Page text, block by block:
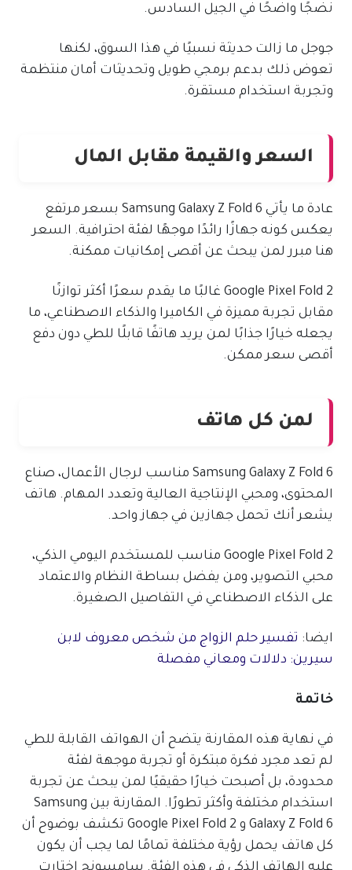
نضجًا واضحًا في الجيل السادس.
جوجل ما زالت حديثة نسبيًا في هذا السوق، لكنها
تعوض ذلك بدعم برمجي طويل وتحديثات أمان منتظمة
وتجربة استخدام مستقرة.
السعر والقيمة مقابل المال
عادة ما يأتي Samsung Galaxy Z Fold 6 بسعر مرتفع
يعكس كونه جهازًا رائدًا موجهًا لفئة احترافية. السعر
هنا مبرر لمن يبحث عن أقصى إمكانيات ممكنة.
Google Pixel Fold 2 غالبًا ما يقدم سعرًا أكثر توازنًا
مقابل تجربة مميزة في الكاميرا والذكاء الاصطناعي، ما
يجعله خيارًا جذابًا لمن يريد هاتفًا قابلًا للطي دون دفع
أقصى سعر ممكن.
لمن كل هاتف
Samsung Galaxy Z Fold 6 مناسب لرجال الأعمال، صناع
المحتوى، ومحبي الإنتاجية العالية وتعدد المهام. هاتف
يشعر أنك تحمل جهازين في جهاز واحد.
Google Pixel Fold 2 مناسب للمستخدم اليومي الذكي،
محبي التصوير، ومن يفضل بساطة النظام والاعتماد
على الذكاء الاصطناعي في التفاصيل الصغيرة.
ايضا: تفسير حلم الزواج من شخص معروف لابن
سيرين: دلالات ومعاني مفصلة
خاتمة
في نهاية هذه المقارنة يتضح أن الهواتف القابلة للطي
لم تعد مجرد فكرة مبتكرة أو تجربة موجهة لفئة
محدودة، بل أصبحت خيارًا حقيقيًا لمن يبحث عن تجربة
استخدام مختلفة وأكثر تطورًا. المقارنة بين Samsung
Galaxy Z Fold 6 و Google Pixel Fold 2 تكشف بوضوح أن
كل هاتف يحمل رؤية مختلفة تمامًا لما يجب أن يكون